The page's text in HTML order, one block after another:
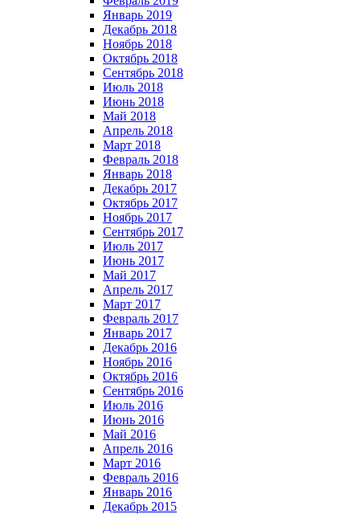
Январь 2019
Декабрь 2018
Ноябрь 2018
Октябрь 2018
Сентябрь 2018
Июль 2018
Июнь 2018
Май 2018
Апрель 2018
Март 2018
Февраль 2018
Январь 2018
Декабрь 2017
Октябрь 2017
Ноябрь 2017
Сентябрь 2017
Июль 2017
Июнь 2017
Май 2017
Апрель 2017
Март 2017
Февраль 2017
Январь 2017
Декабрь 2016
Ноябрь 2016
Октябрь 2016
Сентябрь 2016
Июль 2016
Июнь 2016
Май 2016
Апрель 2016
Март 2016
Февраль 2016
Январь 2016
Декабрь 2015